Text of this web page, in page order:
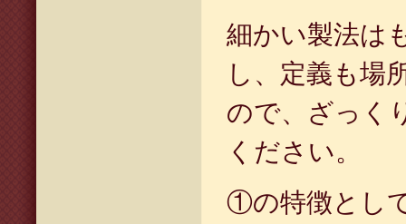
細かい製法は
し、定義も場
ので、ざっく
ください。
①の特徴とし